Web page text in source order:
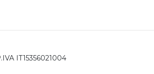
IT15356021004